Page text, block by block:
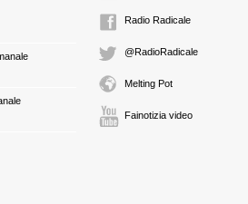
Radio Radicale
@RadioRadicale
Melting Pot
Fainotizia video